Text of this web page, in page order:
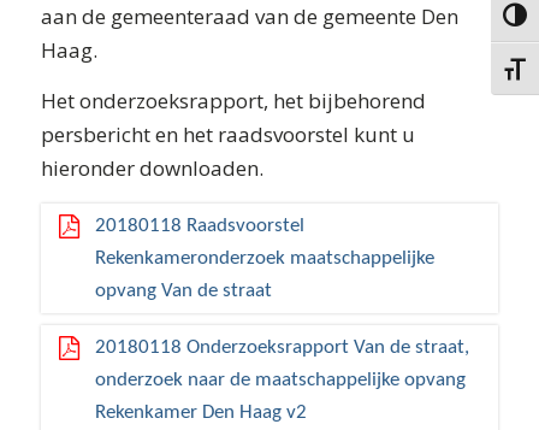
Kies
aan de gemeenteraad van de gemeente Den
Haag.
Het onderzoeksrapport, het bijbehorend
persbericht en het raadsvoorstel kunt u
hieronder downloaden.
20180118 Raadsvoorstel
Rekenkameronderzoek maatschappelijke
opvang Van de straat
20180118 Onderzoeksrapport Van de straat,
onderzoek naar de maatschappelijke opvang
Rekenkamer Den Haag v2